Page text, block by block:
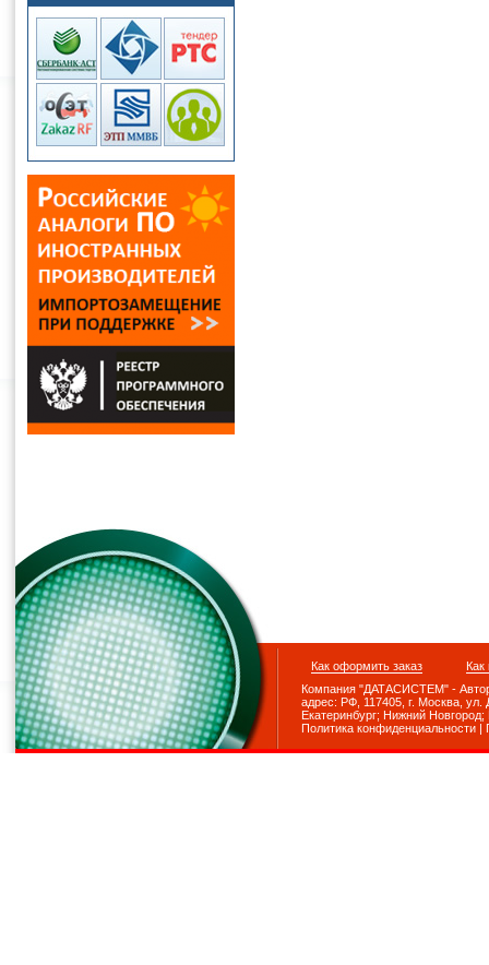
Как оформить заказ
Как
Компания "ДАТАСИСТЕМ" -
адрес: РФ, 117405, г. Москва, ул.
Екатеринбург; Нижний Новгород;
Политика конфиденциальности |